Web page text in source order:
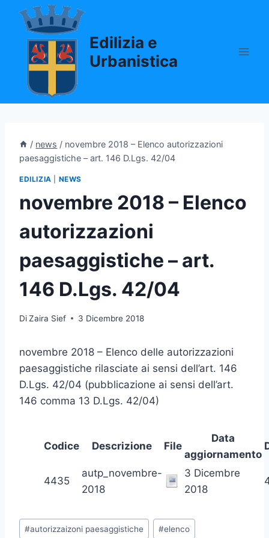
Salta
contenuto
Edilizia e
Urbanistica
/ news / novembre 2018 – Elenco autorizzazioni
paesaggistiche – art. 146 D.Lgs. 42/04
EDILIZIA NEWS
novembre 2018 – Elenco
autorizzazioni
paesaggistiche – art.
146 D.Lgs. 42/04
DiZaira Sief 3 Dicembre 2018
novembre 2018 – Elenco delle autorizzazioni
paesaggistiche rilasciate ai sensi dell’art. 146
D.Lgs. 42/04 (pubblicazione ai sensi dell’art.
146 comma 13 D.Lgs. 42/04)
Codice Descrizione File
Data
aggiornamento
4435
autp_novembre-
2018
3 Dicembre
2018
Tag
#autorizzaizoni paesaggistiche #elenco